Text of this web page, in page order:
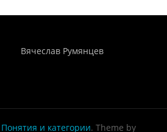
Вячеслав Румянцев
Понятия и категории. Theme by